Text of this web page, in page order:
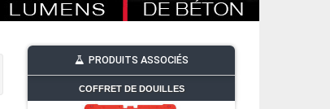
PRODUITS ASSOCIÉS
COFFRET DE DOUILLES